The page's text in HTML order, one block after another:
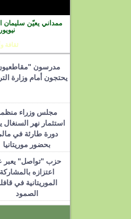
ممداني يعيّن
ثقافة
مدرسون
يحتجون أمام وزارة
مجلس وزراء
استثمار نهر السنغال
دورة طارئة في
بحضور موريتانيا
حزب "تواصل" يعبر
اعتزازه بالمشاركة
الموريتانية في
الصمود